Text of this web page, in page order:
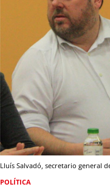
Lluís Salvadó, secretario general
POLÍTICA